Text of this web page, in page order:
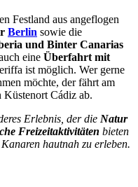
Festland aus angeflogen
Berlin sowie die
und Binter Canarias
eine Überfahrt mit
ist möglich. Wer gerne
möchte, der fährt am
Küstenort Cádiz ab.
Erlebnis, der die Natur
Freizeitaktivitäten bieten
hautnah zu erleben.